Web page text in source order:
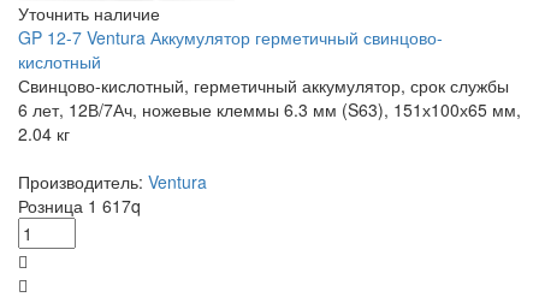
Уточнить наличие
GP 12-7 Ventura Аккумулятор герметичный свинцово-
кислотный
Свинцово-кислотный, герметичный аккумулятор, срок службы
6 лет, 12В/7Ач, ножевые клеммы 6.3 мм (S63), 151х100х65 мм,
2.04 кг
Производитель: Ventura
Розница 1 617q